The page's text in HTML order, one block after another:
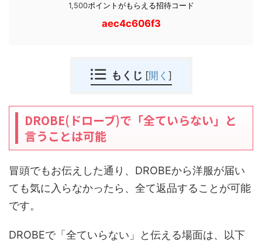
1,500ポイントがもらえる招待コード
aec4c606f3
もくじ [開く ]
DROBE(ドローブ)で「全ていらない」と
言うことは可能
冒頭でもお伝えした通り、DROBEから洋服が届い
ても気に入らなかったら、全て返品することが可能
です。
DROBEで「全ていらない」と伝える場面は、以下